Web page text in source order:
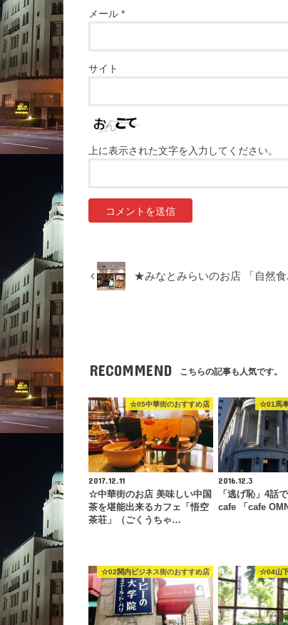
メール *
サイト
上に表示された文字を入力してください。
★みなとみらいのお店 「自然食
RECOMMEND こちらの記事も人気です。
☆05中華街のおすすめ店
2017.12.11
☆中華街のお店 美味しい中国
茶を堪能出来るカフェ「悟空
茶荘」（ごくうちゃ…
☆01馬
2016.12.3
「逃げ恥」4話
cafe 「cafe
☆02関内ビジネス街のおすすめ店 ☆04山